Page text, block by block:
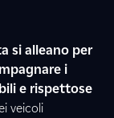
si alleano per
i
e rispettose
veicoli